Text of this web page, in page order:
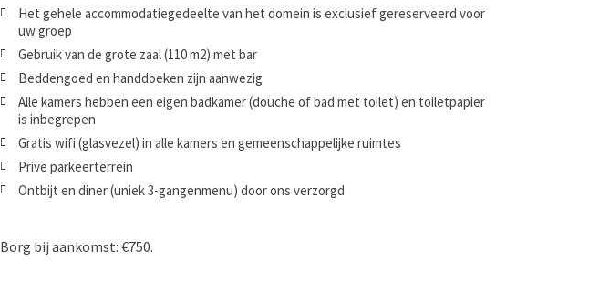
Het gehele accommodatiegedeelte van het domein is exclusief gereserveerd voor
uw groep
Gebruik van de grote zaal (110 m2) met bar
Beddengoed en handdoeken zijn aanwezig
Alle kamers hebben een eigen badkamer (douche of bad met toilet) en toiletpapier
is inbegrepen
Gratis wifi (glasvezel) in alle kamers en gemeenschappelijke ruimtes
Prive parkeerterrein
Ontbijt en diner (uniek 3-gangenmenu) door ons verzorgd
Borg bij aankomst: €750.